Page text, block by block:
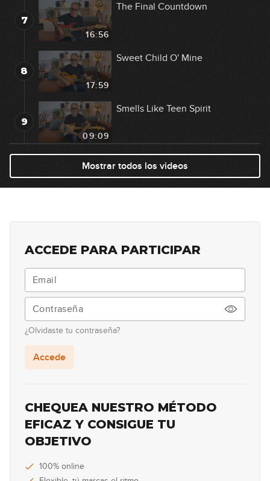
7
16:56
The Final Countdown
8
17:59
Sweet Child O' Mine
9
09:09
Smells Like Teen Spirit
11:36
Dani California
11
15
03:26
Wonderful Tonight
Mostrar todos los videos
ACCEDE PARA PARTICIPAR
¿Olvidaste tu contraseña?
Accede
CHEQUEA NUESTRO MÉTODO
EFICAZ Y CONSIGUE TU
OBJETIVO
100% online